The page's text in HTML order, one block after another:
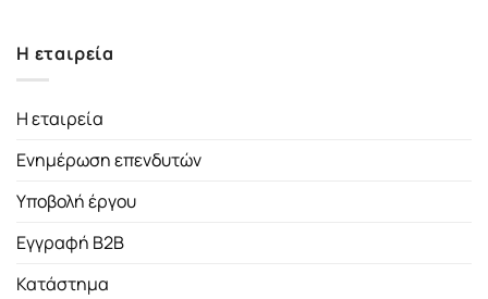
Η εταιρεία
Η εταιρεία
Ενημέρωση επενδυτών
Υποβολή έργου
Εγγραφή B2B
Κατάστημα